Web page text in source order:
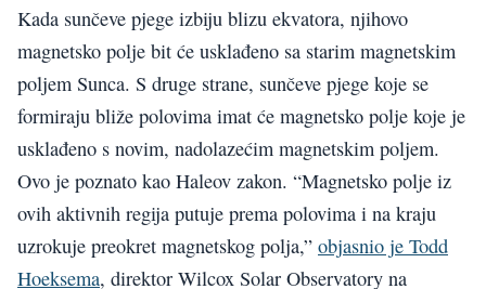
Kada sunčeve pjege izbiju blizu ekvatora, njihovo
magnetsko polje bit će usklađeno sa starim magnetskim
poljem Sunca. S druge strane, sunčeve pjege koje se
formiraju bliže polovima imat će magnetsko polje koje je
usklađeno s novim, nadolazećim magnetskim poljem.
Ovo je poznato kao Haleov zakon. “Magnetsko polje iz
ovih aktivnih regija putuje prema polovima i na kraju
uzrokuje preokret magnetskog polja,” objasnio je Todd
Hoeksema, direktor Wilcox Solar Observatory na